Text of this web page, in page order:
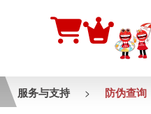
服务与支持 > 防伪查询